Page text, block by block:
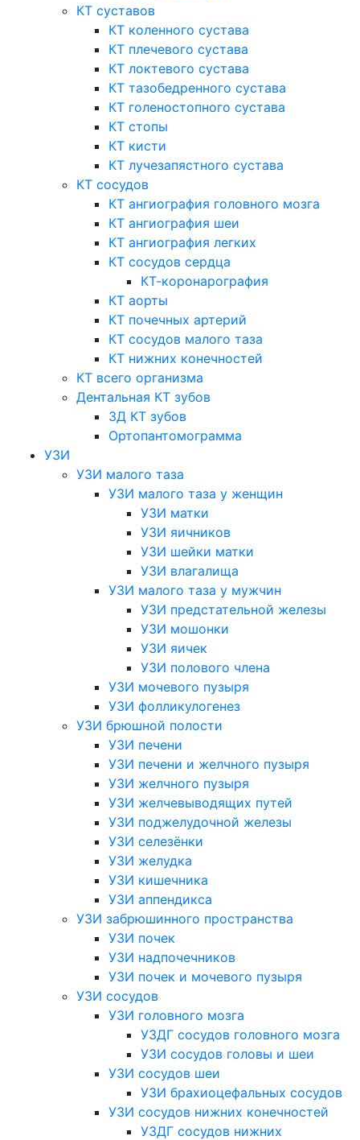
КТ суставов
КТ коленного сустава
КТ плечевого сустава
КТ локтевого сустава
КТ тазобедренного сустава
КТ голеностопного сустава
КТ стопы
КТ кисти
КТ лучезапястного сустава
КТ сосудов
КТ ангиография головного мозга
КТ ангиография шеи
КТ ангиография легких
КТ сосудов сердца
КТ-коронарография
КТ аорты
КТ почечных артерий
КТ сосудов малого таза
КТ нижних конечностей
КТ всего организма
Дентальная КТ зубов
3Д КТ зубов
Ортопантомограмма
УЗИ
УЗИ малого таза
УЗИ малого таза у женщин
УЗИ матки
УЗИ яичников
УЗИ шейки матки
УЗИ влагалища
УЗИ малого таза у мужчин
УЗИ предстательной железы
УЗИ мошонки
УЗИ яичек
УЗИ полового члена
УЗИ мочевого пузыря
УЗИ фолликулогенез
УЗИ брюшной полости
УЗИ печени
УЗИ печени и желчного пузыря
УЗИ желчного пузыря
УЗИ желчевыводящих путей
УЗИ поджелудочной железы
УЗИ селезёнки
УЗИ желудка
УЗИ кишечника
УЗИ аппендикса
УЗИ забрюшинного пространства
УЗИ почек
УЗИ надпочечников
УЗИ почек и мочевого пузыря
УЗИ сосудов
УЗИ головного мозга
УЗДГ сосудов головного мозга
УЗИ сосудов головы и шеи
УЗИ сосудов шеи
УЗИ брахиоцефальных сосудов
УЗИ сосудов нижних конечностей
УЗДГ сосудов нижних